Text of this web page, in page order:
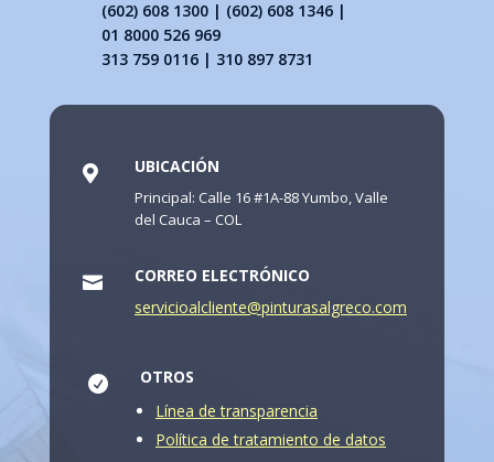
(602) 608 1300 | (602) 608 1346 |
01 8000 526 969
313 759 0116 | 310 897 8731
 UBICACIÓN
Principal: Calle 16 #1A-88 Yumbo, Valle
del Cauca – COL

CORREO ELECTRÓNICO
servicioalcliente@pinturasalgreco.com

OTROS
Línea de transparencia
Política de tratamiento de datos